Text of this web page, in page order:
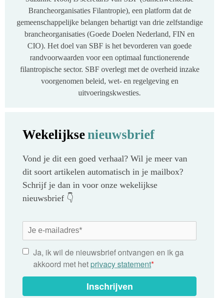
Brancheorganisaties Filantropie), een platform dat de
gemeenschappelijke belangen behartigt van drie zelfstandige
brancheorganisaties (Goede Doelen Nederland, FIN en
CIO). Het doel van SBF is het bevorderen van goede
randvoorwaarden voor een optimaal functionerende
filantropische sector. SBF overlegt met de overheid inzake
voorgenomen beleid, wet- en regelgeving en
uitvoeringskwesties.
Wekelijksenieuwsbrief
Vond je dit een goed verhaal? Wil je meer van
dit soort artikelen automatisch in je mailbox?
Schrijf je dan in voor onze wekelijkse
nieuwsbrief 👇
Ja, ik wil de nieuwsbrief ontvangen en ik ga
akkoord met het privacy statement*
Inschrijven